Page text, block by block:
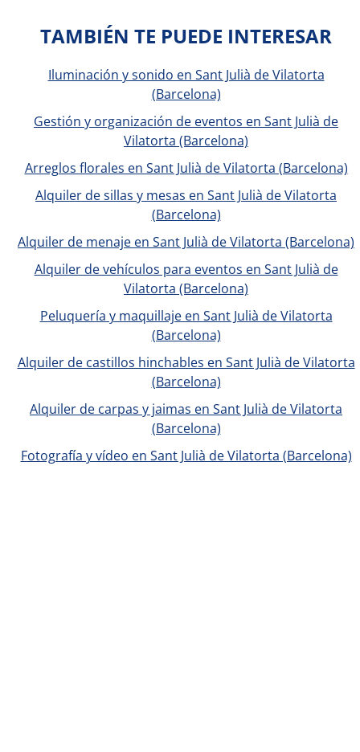
TAMBIÉN TE PUEDE INTERESAR
Iluminación y sonido en Sant Julià de Vilatorta
(Barcelona)
Gestión y organización de eventos en Sant Julià de
Vilatorta (Barcelona)
Arreglos florales en Sant Julià de Vilatorta (Barcelona)
Alquiler de sillas y mesas en Sant Julià de Vilatorta
(Barcelona)
Alquiler de menaje en Sant Julià de Vilatorta (Barcelona)
Alquiler de vehículos para eventos en Sant Julià de
Vilatorta (Barcelona)
Peluquería y maquillaje en Sant Julià de Vilatorta
(Barcelona)
Alquiler de castillos hinchables en Sant Julià de Vilatorta
(Barcelona)
Alquiler de carpas y jaimas en Sant Julià de Vilatorta
(Barcelona)
Fotografía y vídeo en Sant Julià de Vilatorta (Barcelona)